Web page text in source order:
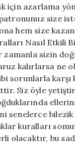
için azarlama
size
hem size
Nasıl Etkili
zamanla sizin
kalırlarsa ne
sorunlarla karşı
Siz öyle
senelerce
kuralları
olacaktır, bu